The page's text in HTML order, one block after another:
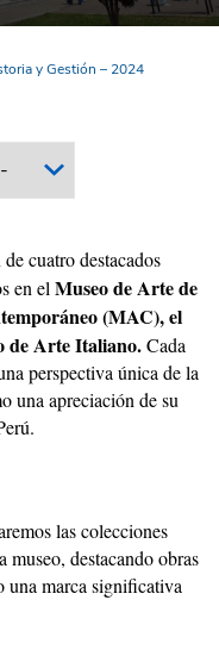
y Gestión – 2024
cuatro destacados
en el Museo de Arte de
(MAC), el
de Arte Italiano.Cada
perspectiva única de la
una apreciación de su
las colecciones
museo, destacando obras
una marca significativa